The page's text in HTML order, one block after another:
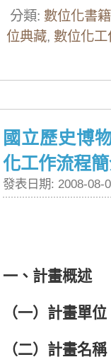
分類: 數位化書籍
位典藏, 數位化工
國立歷史博
化工作流程
發表日期: 2008-08-
一、計畫概述
（一）計畫單
（二）計畫名